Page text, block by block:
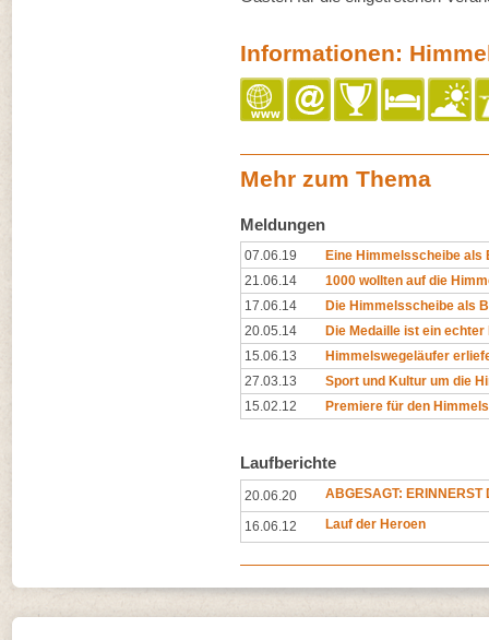
Informationen:
Mehr zum Thema
Meldungen
07.06.19
Eine Himmelsscheibe als
21.06.14
1000 wollten auf die
17.06.14
Die Himmelsscheibe als
20.05.14
Die Medaille ist ein echter
15.06.13
Himmelswegeläufer
27.03.13
Sport und Kultur um die
15.02.12
Premiere für den
Laufberichte
20.06.20 ABGESAGT: ERINNERST
16.06.12 Lauf der Heroen